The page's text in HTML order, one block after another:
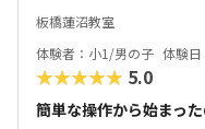
ので、これから良い点が増
板橋蓮沼教室
体験者：小1/男の子 体験
★★★★★ 5.0
簡単な操作から始まっ